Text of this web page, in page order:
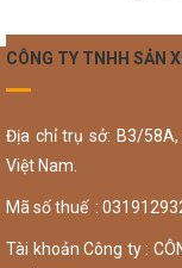
CÔNG TY TNHH SẢN
Địa chỉ trụ sở: B3/
Việt Nam.
Mã số thuế :
Tài khoản Công ty :